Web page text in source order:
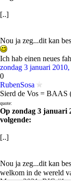
[..]
Nou ja zeg...dit kan
Ich hab einen neues
zondag 3 januari
0
RubenSosa
Sierd de Vos =
quote:
Op zondag 3 januari
volgende:
[..]
Nou ja zeg...dit kan
welkom in de wereld
Monza 2021: RIC #1